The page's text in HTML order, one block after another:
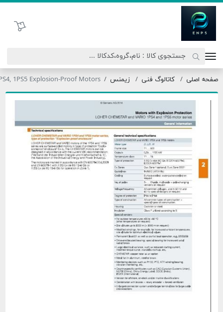
سبد خرید
صفحه اصلی کاتالوگ فنی زیمنس 1PS5 Explosion-Proof Motors